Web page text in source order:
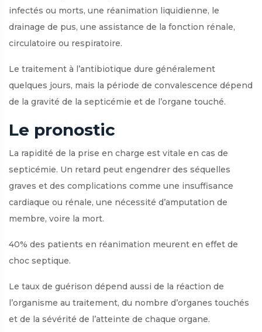
infectés ou morts, une réanimation liquidienne, le
drainage de pus, une assistance de la fonction rénale,
circulatoire ou respiratoire.
Le traitement à l’antibiotique dure généralement
quelques jours, mais la période de convalescence dépend
de la gravité de la septicémie et de l’organe touché.
Le pronostic
La rapidité de la prise en charge est vitale en cas de
septicémie. Un retard peut engendrer des séquelles
graves et des complications comme une insuffisance
cardiaque ou rénale, une nécessité d’amputation de
membre, voire la mort.
40% des patients en réanimation meurent en effet de
choc septique.
Le taux de guérison dépend aussi de la réaction de
l’organisme au traitement, du nombre d’organes touchés
et de la sévérité de l’atteinte de chaque organe.